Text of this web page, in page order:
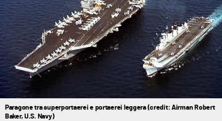
Paragone tra superportaerei e portaerei leggera (credit: Airman Robert
Baker, U.S. Navy)